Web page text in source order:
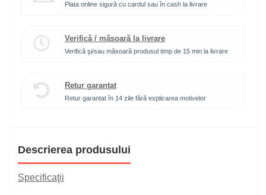
Plata online sigură cu cardul sau în cash la livrare
Verifică / măsoară la livrare
Verifică şi/sau măsoară produsul timp de 15 min la livrare
Retur garantat
Retur garantat în 14 zile fără explicarea motivelor
Descrierea produsului
Specificaţii